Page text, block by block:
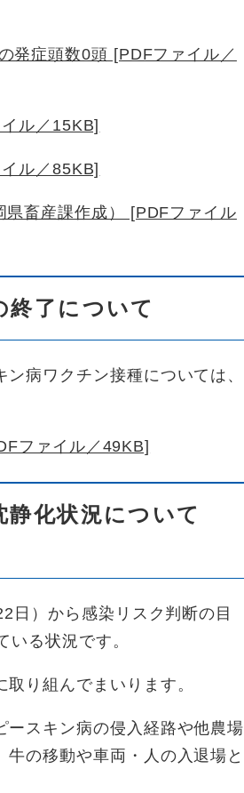
発症頭数0頭 [PDFファイル／
ル／15KB]
ル／85KB]
畜産課作成） [PDFファイル
了について
病ワクチン接種については、
ファイル／49KB]
化状況について
日）から感染リスク判断の目
る状況です。
り組んでまいります。
スキン病の侵入経路や他農場
の移動や車両・人の入退場と